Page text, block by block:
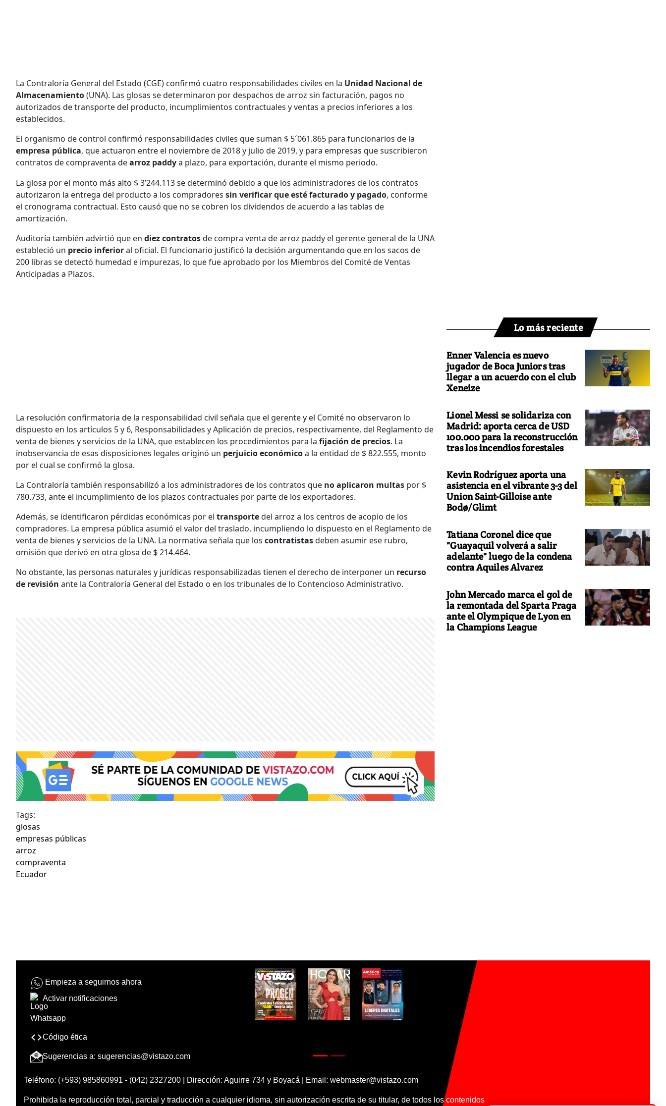
La Contraloría General del Estado (CGE) confirmó cuatro responsabilidades civiles en la Unidad Nacional de
Almacenamiento(UNA). Las glosas se determinaron por despachos de arroz sin facturación, pagos no
autorizados de transporte del producto, incumplimientos contractuales y ventas a precios inferiores a los
establecidos.
El organismo de control confirmó responsabilidades civiles que suman $ 5´061.865 para funcionarios de la
empresa pública, que actuaron entre el noviembre de 2018 y julio de 2019, y para empresas que suscribieron
contratos de compraventa dearroz paddya plazo, para exportación, durante el mismo periodo.
La glosa por el monto más alto $ 3’244.113 se determinó debido a que los administradores de los contratos
autorizaron la entrega del producto a los compradores sin verificar que esté facturado y pagado, conforme
el cronograma contractual. Esto causó que no se cobren los dividendos de acuerdo a las tablas de
amortización.
Auditoría también advirtió que en diez contratosde compra venta de arroz paddy el gerente general de la UNA
estableció un precio inferioral oficial. El funcionario justificó la decisión argumentando que en los sacos de
200 libras se detectó humedad e impurezas, lo que fue aprobado por los Miembros del Comité de Ventas
Anticipadas a Plazos.
La resolución confirmatoria de la responsabilidad civil señala que el gerente y el Comité no observaron lo
dispuesto en los artículos 5 y 6, Responsabilidades y Aplicación de precios, respectivamente, del Reglamento de
venta de bienes y servicios de la UNA, que establecen los procedimientos para la fijación de precios. La
inobservancia de esas disposiciones legales originó un perjuicio económicoa la entidad de $ 822.555, monto
por el cual se confirmó la glosa.
La Contraloría también responsabilizó a los administradores de los contratos que no aplicaron multas por $
780.733, ante el incumplimiento de los plazos contractuales por parte de los exportadores.
Además, se identificaron pérdidas económicas por el transportedel arroz a los centros de acopio de los
compradores. La empresa pública asumió el valor del traslado, incumpliendo lo dispuesto en el Reglamento de
venta de bienes y servicios de la UNA. La normativa señala que los contratistasdeben asumir ese rubro,
omisión que derivó en otra glosa de $ 214.464.
No obstante, las personas naturales y jurídicas responsabilizadas tienen el derecho de interponer un recurso
de revisión ante la Contraloría General del Estado o en los tribunales de lo Contencioso Administrativo.
Tags:
glosas
empresas públicas
arroz
compraventa
Ecuador
Lo más reciente
Enner Valencia es nuevo
jugador de Boca Juniors tras
llegar a un acuerdo con el club
Xeneize
Lionel Messi se solidariza con
Madrid: aporta cerca de USD
100.000 para la reconstrucción
tras los incendios forestales
Kevin Rodríguez aporta una
asistencia en el vibrante 3-3 del
Union Saint-Gilloise ante
Bodø/Glimt
Tatiana Coronel dice que
"Guayaquil volverá a salir
adelante" luego de la condena
contra Aquiles Alvarez
John Mercado marca el gol de
la remontada del Sparta Praga
ante el Olympique de Lyon en
la Champions League
Empieza a seguirnos ahora
Activar notificaciones
Código ética
Sugerencias a: sugerencias@vistazo.com
Teléfono: (+593) 985860991 - (042) 2327200 | Dirección: Aguirre 734 y Boyacá | Email: webmaster@vistazo.com
Prohibida la reproducción total, parcial y traducción a cualquier idioma, sin autorización escrita de su titular, de todos los contenidos